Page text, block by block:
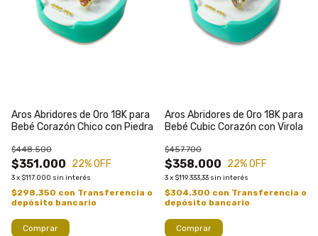
Aros Abridores de Oro 18K para
Bebé Corazón Chico con Piedra
$351.000
$448.500
22% OFF
3x $117.000 sin interés
$298.350 con Transferencia o
depósito bancario
Comprar
Aros Abridores de Oro 18K para
Bebé Cubic Corazón con Virola
$358.000
$457.700
22% OFF
3x $119.333,33 sin interés
$304.300 con Transferencia o
depósito bancario